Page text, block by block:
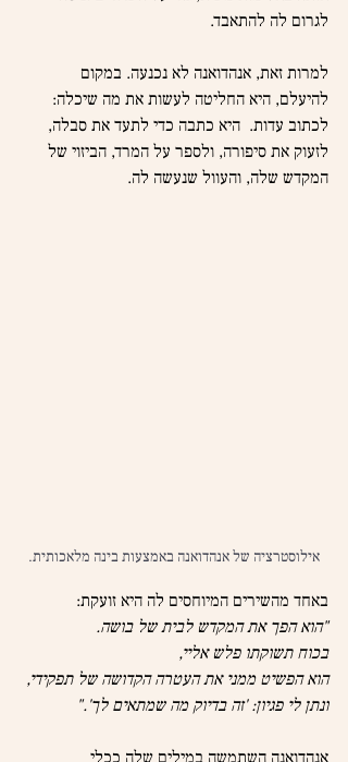
לגרום לה להתאבד.
למרות זאת, אנהדואנה לא נכנעה. במקום
להיעלם, היא החליטה לעשות את מה שיכלה:
לכתוב עדות.  היא כתבה כדי לתעד את סבלה,
לזעוק את סיפורה, ולספר על המרד, הביזוי של
המקדש שלה, והעוול שנעשה לה.
אילוסטרציה של אנהדואנה באמצעות בינה מלאכותית.
באחד מהשירים המיוחסים לה היא זועקת:
"הוא הפך את המקדש לבית של בושה.
בכוח תשוקתו פלש אליי,
הוא הפשיט ממני את העטרה הקדושה של תפקידי,
ונתן לי פגיון: 'זה בדיוק מה שמתאים לך'."
אנהדואנה השתמשה במילים שלה ככלי